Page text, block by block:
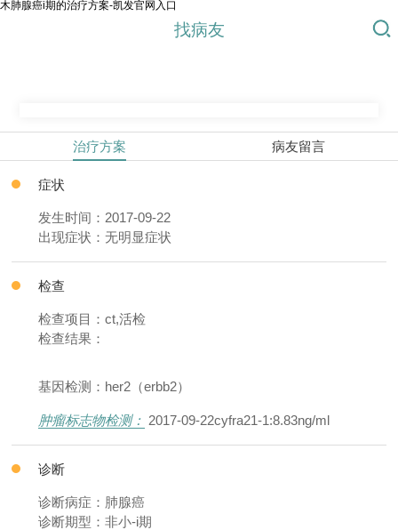
木肺腺癌i期的治疗方案-凯发官网入口
找病友
治疗方案 病友留言
症状
发生时间：2017-09-22
出现症状：无明显症状
检查
检查项目：ct,活检
检查结果：
基因检测：her2（erbb2）
肿瘤标志物检测： 2017-09-22cyfra21-1:8.83ng/ml
诊断
诊断病症：肺腺癌
诊断期型：非小-i期